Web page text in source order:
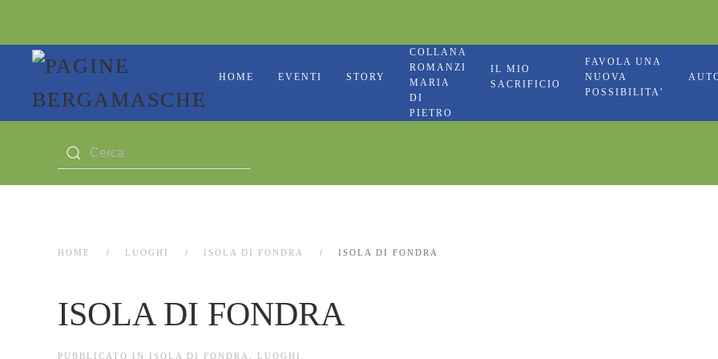
HOME EVENTI STORY
COLLANA
ROMANZI
MARIA
DI
PIETRO
IL MIO
SACRIFICIO
FAVOLA UNA
NUOVA
POSSIBILITA’
HOME LUOGHI ISOLA DI FONDRA ISOLA DI FONDRA
ISOLA DI FONDRA
PUBBLICATO IN ISOLA DI FONDRA LUOGHI